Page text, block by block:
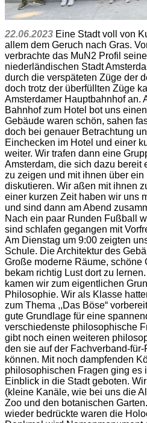
22.06.2023 Eine Stadt voll von
allem dem Geruch nach Gras.
verbrachte das MuN2 Profil
niederländischen Stadt
durch die verspäteten Züge der
doch trotz der überfüllten Züge
Amsterdamer Hauptbahnhof an.
Bahnhof zum Hotel bot uns
Gebäude waren schön, sahen
doch bei genauer Betrachtung
Einchecken im Hotel und einer
weiter. Wir trafen dann eine
Amsterdam, die sich dazu bereit
zu zeigen und mit ihnen über
diskutieren. Wir aßen mit ihnen
einer kurzen Zeit haben wir uns
und sind dann am Abend
Nach ein paar Runden Fußball
sind schlafen gegangen mit
Am Dienstag um 9:00 zeigten
Schule. Die Architektur des
Große moderne Räume, schöne
bekam richtig Lust dort zu
kamen wir zum eigentlichen
Philosophie. Wir als Klasse
zum Thema ,,Das Böse“
gute Grundlage für eine
verschiedenste philosophische
gibt noch einen weiteren
den sie auf der Fachverband-
können. Mit noch dampfenden
philosophischen Fragen ging es
Einblick in die Stadt geboten.
(kleine Kanäle, wie bei uns die
Zoo und den botanischen
wieder bedrückte waren die